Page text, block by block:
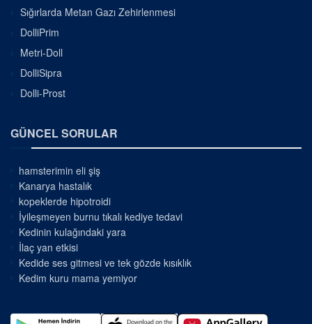
Sığırlarda Metan Gazı Zehirlenmesi
DolliPrim
Metri-Doll
DolliSipra
Dolli-Prost
GÜNCEL SORULAR
hamsterimin eli şiş
Kanarya hastalık
kopeklerde hipotroidi
İyileşmeyen burnu tıkalı kediye tedavi
Kedinin kulağındaki yara
İlaç yan etkisi
Kedide ses gitmesi ve tek gözde kısıklık
Kedim kuru mama yemiyor